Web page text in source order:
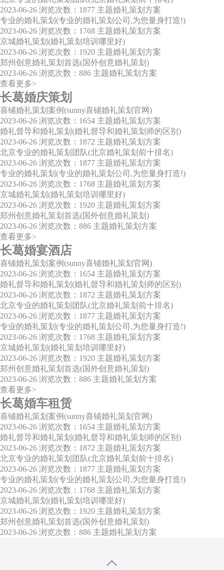
2023-06-26 浏览次数：1877 主题婚礼策划方案
专业的婚礼策划(专业的婚礼策划公司,为您量身打造!)
2023-06-26 浏览次数：1768 主题婚礼策划方案
京城婚礼策划(婚礼策划培训哪里好)
2023-06-26 浏览次数：1920 主题婚礼策划方案
郑州创意婚礼策划首选(国外创意婚礼策划)
2023-06-26 浏览次数：886 主题婚礼策划方案
查看更多>
长葛婚庆策划
喜铺婚礼策划案例(sunny喜铺婚礼策划官网)
2023-06-26 浏览次数：1654 主题婚礼策划方案
婚礼督导和婚礼策划(婚礼督导和婚礼策划师的区别)
2023-06-26 浏览次数：1872 主题婚礼策划方案
北京专业的婚礼策划团队(北京婚礼策划前十排名)
2023-06-26 浏览次数：1877 主题婚礼策划方案
专业的婚礼策划(专业的婚礼策划公司,为您量身打造!)
2023-06-26 浏览次数：1768 主题婚礼策划方案
京城婚礼策划(婚礼策划培训哪里好)
2023-06-26 浏览次数：1920 主题婚礼策划方案
郑州创意婚礼策划首选(国外创意婚礼策划)
2023-06-26 浏览次数：886 主题婚礼策划方案
查看更多>
长葛婚宴酒店
喜铺婚礼策划案例(sunny喜铺婚礼策划官网)
2023-06-26 浏览次数：1654 主题婚礼策划方案
婚礼督导和婚礼策划(婚礼督导和婚礼策划师的区别)
2023-06-26 浏览次数：1872 主题婚礼策划方案
北京专业的婚礼策划团队(北京婚礼策划前十排名)
2023-06-26 浏览次数：1877 主题婚礼策划方案
专业的婚礼策划(专业的婚礼策划公司,为您量身打造!)
2023-06-26 浏览次数：1768 主题婚礼策划方案
京城婚礼策划(婚礼策划培训哪里好)
2023-06-26 浏览次数：1920 主题婚礼策划方案
郑州创意婚礼策划首选(国外创意婚礼策划)
2023-06-26 浏览次数：886 主题婚礼策划方案
查看更多>
长葛婚车租赁
喜铺婚礼策划案例(sunny喜铺婚礼策划官网)
2023-06-26 浏览次数：1654 主题婚礼策划方案
婚礼督导和婚礼策划(婚礼督导和婚礼策划师的区别)
2023-06-26 浏览次数：1872 主题婚礼策划方案
北京专业的婚礼策划团队(北京婚礼策划前十排名)
2023-06-26 浏览次数：1877 主题婚礼策划方案
专业的婚礼策划(专业的婚礼策划公司,为您量身打造!)
2023-06-26 浏览次数：1768 主题婚礼策划方案
京城婚礼策划(婚礼策划培训哪里好)
2023-06-26 浏览次数：1920 主题婚礼策划方案
郑州创意婚礼策划首选(国外创意婚礼策划)
2023-06-26 浏览次数：886 主题婚礼策划方案